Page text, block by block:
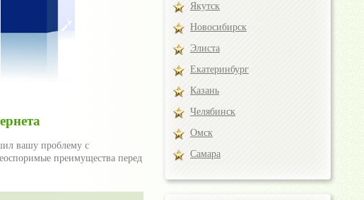
вашу проблему с
преимущества перед
Якутск
Новосибирск
Элиста
Екатеринбург
Казань
Челябинск
Омск
Самара